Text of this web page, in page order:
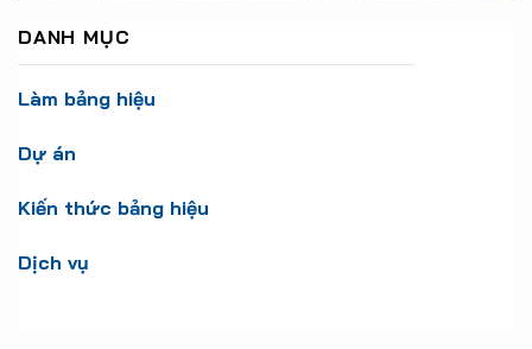
DANH MỤC
Làm bảng hiệu
Dự án
Kiến thức bảng hiệu
Dịch vụ